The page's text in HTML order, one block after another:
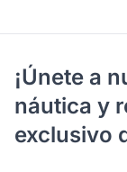
¡Únete a
náutica y
exclusivo